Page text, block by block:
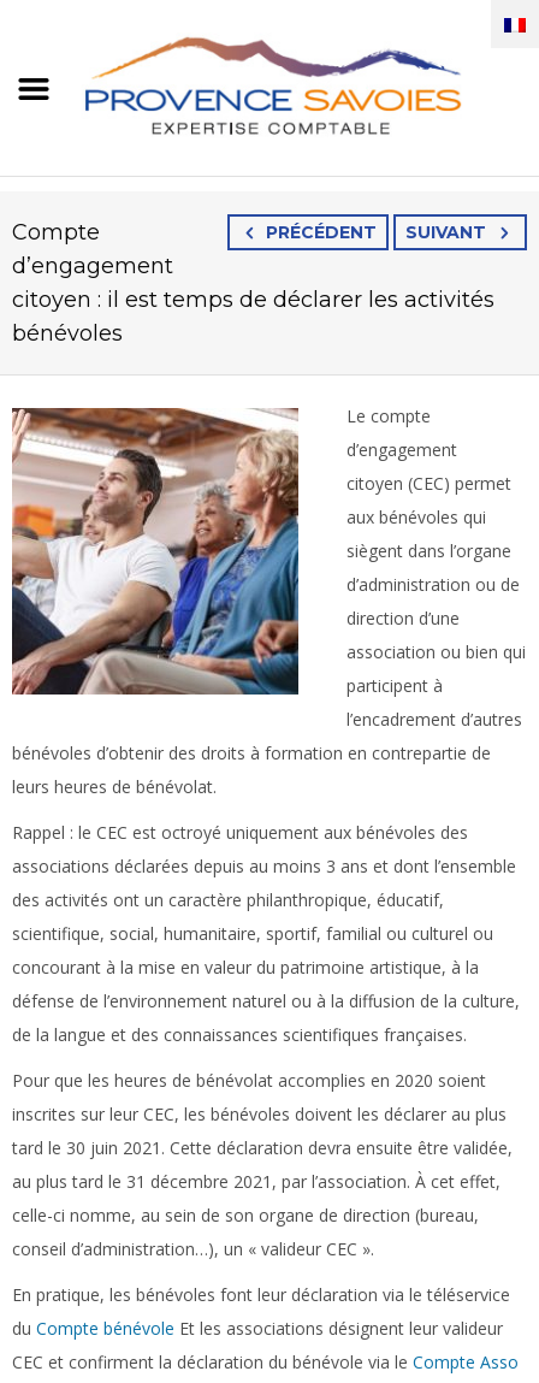
PRÉCÉDENT SUIVANT
Compte
d’engagement
citoyen : il est temps de déclarer les activités
bénévoles
Le compte
d’engagement
citoyen (CEC) permet
aux bénévoles qui
siègent dans l’organe
d’administration ou de
direction d’une
association ou bien qui
participent à
l’encadrement d’autres
bénévoles d’obtenir des droits à formation en contrepartie de
leurs heures de bénévolat.
Rappel : le CEC est octroyé uniquement aux bénévoles des
associations déclarées depuis au moins 3 ans et dont l’ensemble
des activités ont un caractère philanthropique, éducatif,
scientifique, social, humanitaire, sportif, familial ou culturel ou
concourant à la mise en valeur du patrimoine artistique, à la
défense de l’environnement naturel ou à la diffusion de la culture,
de la langue et des connaissances scientifiques françaises.
Pour que les heures de bénévolat accomplies en 2020 soient
inscrites sur leur CEC, les bénévoles doivent les déclarer au plus
tard le 30 juin 2021. Cette déclaration devra ensuite être validée,
au plus tard le 31 décembre 2021, par l’association. À cet effet,
celle-ci nomme, au sein de son organe de direction (bureau,
conseil d’administration…), un « valideur CEC ».
En pratique, les bénévoles font leur déclaration via le téléservice
du Compte bénévole Et les associations désignent leur valideur
CEC et confirment la déclaration du bénévole via le Compte Asso